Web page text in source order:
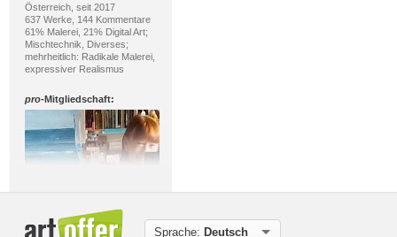
Österreich, seit 2017
637 Werke, 144 Kommentare
61% Malerei, 21% Digital Art;
Mischtechnik, Diverses;
mehrheitlich: Radikale Malerei,
expressiver Realismus
pro-Mitgliedschaft:
Brigitte Raz-Goldau
Schweiz, seit 2009
Sprache: Deutsch